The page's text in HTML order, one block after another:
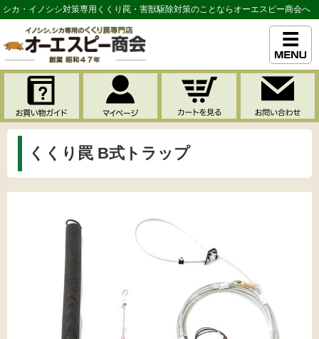
シカ・イノシシ対策専用くくり罠・害獣駆除対策のことならオーエスピー商会へ
くくり罠 B式トラップ